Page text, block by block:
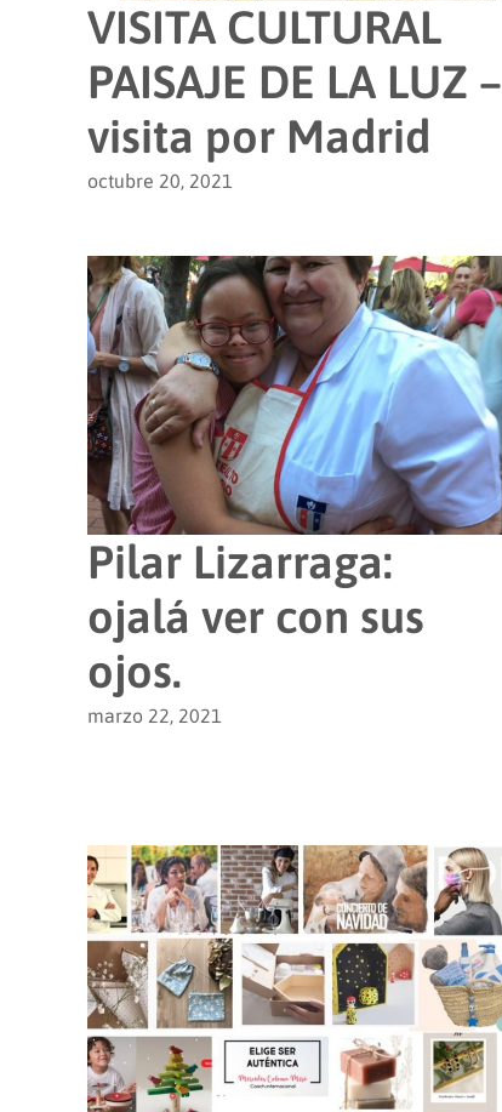
VISITA CULTURAL
PAISAJE DE LA LUZ –
visita por Madrid
octubre 20, 2021
Pilar Lizarraga:
ojalá ver con sus
ojos.
marzo 22, 2021